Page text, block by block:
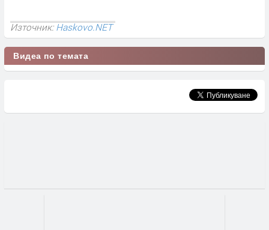
Източник:Haskovo.NET
Видеа по темата